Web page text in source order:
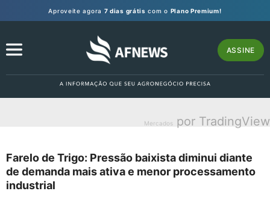
Aproveite agora 7 dias grátis com o Plano Premium!
ASSINE
Mercados por TradingView
Farelo de Trigo: Pressão baixista diminui diante
de demanda mais ativa e menor processamento
industrial